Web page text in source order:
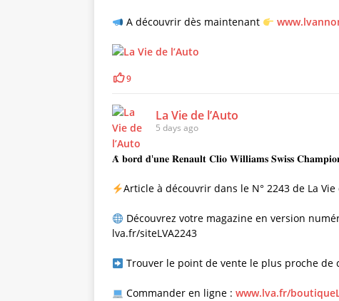
A découvrir dès maintenant
9
La Vie de l’Auto
5 days ago
𝐀̀ 𝐛𝐨𝐫𝐝 𝐝'𝐮𝐧𝐞 𝐑𝐞𝐧𝐚𝐮𝐥𝐭 𝐂𝐥𝐢𝐨 𝐖𝐢𝐥𝐥𝐢𝐚𝐦𝐬 𝐒𝐰𝐢𝐬𝐬
Article à découvrir dans le N° 2243 de La
Découvrez votre magazine en version
lva.fr/siteLVA2243
Trouver le point de vente le plus proche de
Commander en ligne : www.lva.fr/